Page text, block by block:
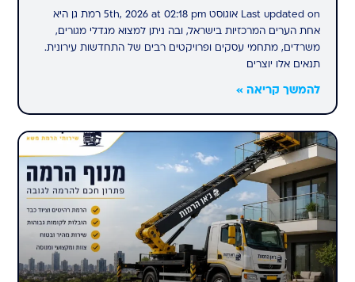
Last updated on אוגוסט 5th, 2026 at 02:18 pm רמת גן היא
אחת הערים המרכזיות בישראל, ובה ניתן למצוא מגדלי מגורים,
משרדים, מתחמי עסקים ופרויקטים רבים של התחדשות עירונית.
תנאים אלו יוצרים
להמשך קריאה »